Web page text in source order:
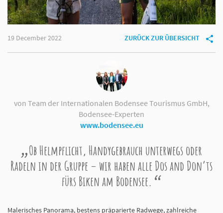
19 December 2022 ZURÜCK ZUR ÜBERSICHT
von Team der Internationalen Bodensee Tourismus GmbH,
Bodensee-Experten
www.bodensee.eu
Ob Helmpflicht, Handygebrauch unterwegs oder
Radeln in der Gruppe – wir haben alle Dos and Don’ts
fürs Biken am Bodensee.
Malerisches Panorama, bestens präparierte Radwege, zahlreiche